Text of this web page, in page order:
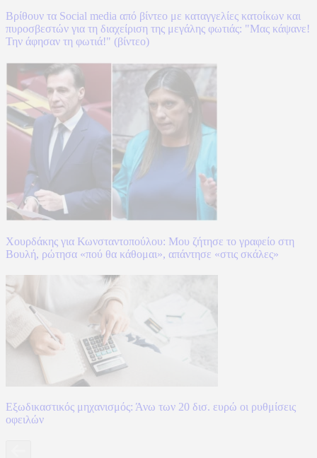
Βρίθουν τα Social media από βίντεο με καταγγελίες κατοίκων και
πυροσβεστών για τη διαχείριση της μεγάλης φωτιάς: "Μας κάψανε!
Την άφησαν τη φωτιά!" (βίντεο)
Χουρδάκης για Κωνσταντοπούλου: Μου ζήτησε το γραφείο στη
Βουλή, ρώτησα «πού θα κάθομαι», απάντησε «στις σκάλες»
Εξωδικαστικός μηχανισμός: Άνω των 20 δισ. ευρώ οι ρυθμίσεις
οφειλών